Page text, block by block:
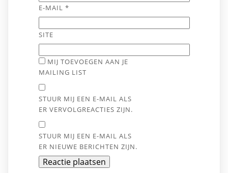
E-MAIL *
SITE
MIJ TOEVOEGEN AAN JE
MAILING LIST
STUUR MIJ EEN E-MAIL ALS
ER VERVOLGREACTIES ZIJN.
STUUR MIJ EEN E-MAIL ALS
ER NIEUWE BERICHTEN ZIJN.